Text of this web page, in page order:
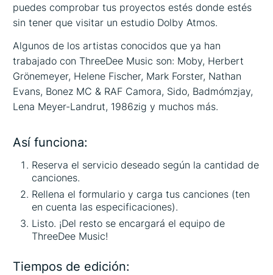
puedes comprobar tus proyectos estés donde estés
sin tener que visitar un estudio Dolby Atmos.
Algunos de los artistas conocidos que ya han
trabajado con ThreeDee Music son: Moby, Herbert
Grönemeyer, Helene Fischer, Mark Forster, Nathan
Evans, Bonez MC & RAF Camora, Sido, Badmómzjay,
Lena Meyer-Landrut, 1986zig y muchos más.
Así funciona:
Reserva el servicio deseado según la cantidad de
canciones.
Rellena el formulario y carga tus canciones (ten
en cuenta las especificaciones).
Listo. ¡Del resto se encargará el equipo de
ThreeDee Music!
Tiempos de edición: